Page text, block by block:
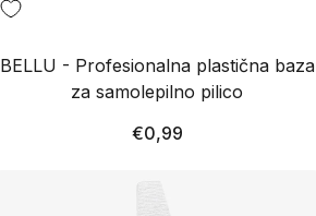
BELLU - Profesionalna plastična baza
za samolepilno pilico
Redna
€0,99